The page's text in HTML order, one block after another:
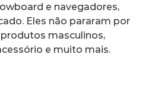
e navegadores,
Eles não pararam por
masculinos,
e muito mais.